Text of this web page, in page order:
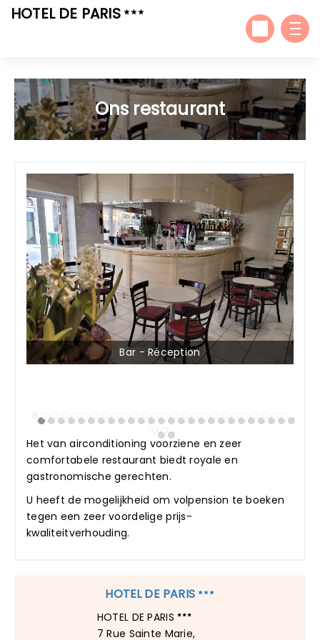
HOTEL DE PARIS
Ons restaurant
Bar - Réception
Het van airconditioning voorziene en zeer
comfortabele restaurant biedt royale en
gastronomische gerechten.
U heeft de mogelijkheid om volpension te boeken
tegen een zeer voordelige prijs-
kwaliteitverhouding.
HOTEL DE PARIS
HOTEL DE PARIS
7 Rue Sainte Marie,